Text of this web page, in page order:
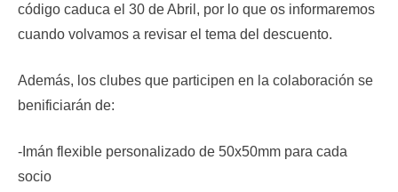
código caduca el 30 de Abril, por lo que os informaremos
cuando volvamos a revisar el tema del descuento.
Además, los clubes que participen en la colaboración se
benificiarán de:
-Imán flexible personalizado de 50x50mm para cada
socio